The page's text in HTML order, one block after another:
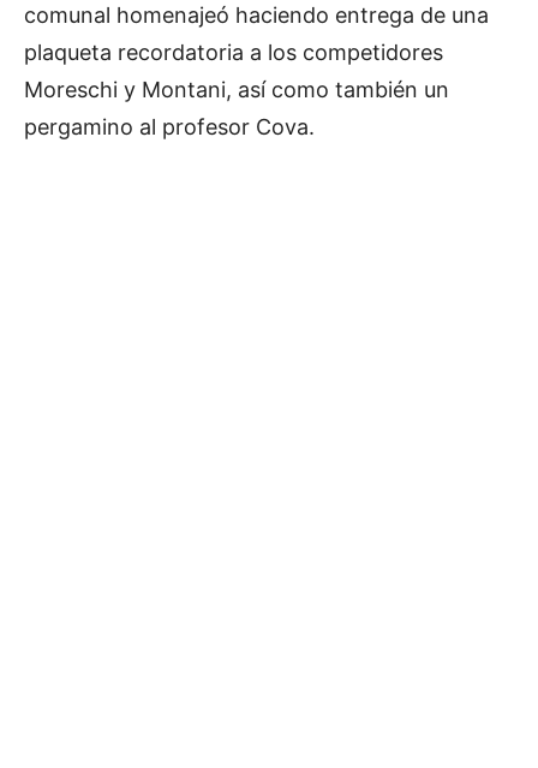
comunal homenajeó haciendo entrega de una
plaqueta recordatoria a los competidores
Moreschi y Montani, así como también un
pergamino al profesor Cova.